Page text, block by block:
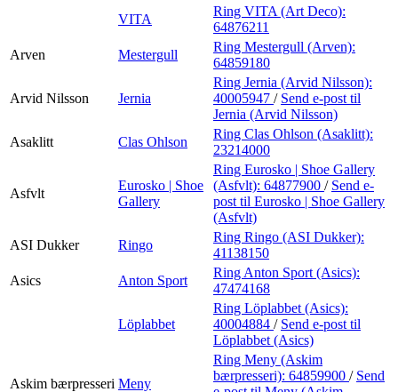
VITA
Ring VITA (Art Deco):
64876211
Arven
Mestergull
Ring Mestergull (Arven):
64859180
Arvid Nilsson Jernia
Ring Jernia (Arvid Nilsson):
40005947 / Send e-post til
Jernia (Arvid Nilsson)
Asaklitt
Clas Ohlson
Ring Clas Ohlson (Asaklitt):
23214000
Asfvlt
Eurosko | Shoe
Gallery
Ring Eurosko | Shoe Gallery
(Asfvlt): 64877900 / Send e-
post til Eurosko | Shoe Gallery
(Asfvlt)
ASI Dukker
Ringo
Ring Ringo (ASI Dukker):
41138150
Asics
Anton Sport
Ring Anton Sport (Asics):
47474168
Löplabbet
Ring Löplabbet (Asics):
40004884 / Send e-post til
Löplabbet (Asics)
Askim bærpresseri Meny
Ring Meny (Askim
bærpresseri): 64859900 / Send